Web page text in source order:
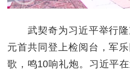
武契奇为习近平举行隆
元首共同登上检阅台，军
歌，鸣10响礼炮。习近平